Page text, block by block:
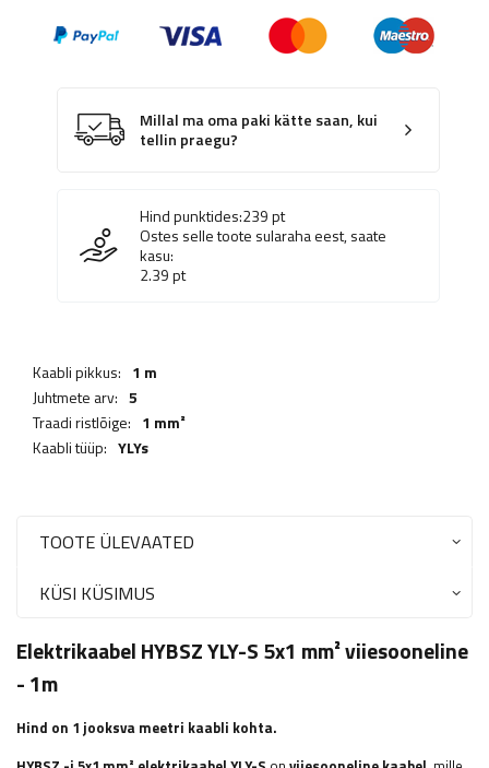
Millal ma oma paki kätte saan, kui
tellin praegu?
Hind punktides:239pt
Ostes selle toote sularaha eest, saate
kasu:
2.39pt
Kaabli pikkus: 1 m
Juhtmete arv: 5
Traadi ristlõige: 1 mm²
Kaabli tüüp: YLYs
TOOTE ÜLEVAATED
KÜSI KÜSIMUS
Elektrikaabel HYBSZ YLY-S 5x1 mm² viiesooneline
- 1m
Hind on 1 jooksva meetri kaabli kohta.